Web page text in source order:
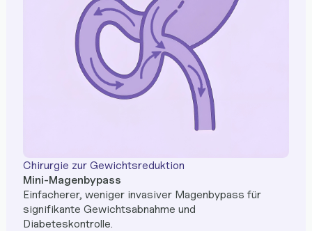
Chirurgie zur Gewichtsreduktion
Mini-Magenbypass
Einfacherer, weniger invasiver Magenbypass für
signifikante Gewichtsabnahme und
Diabeteskontrolle.